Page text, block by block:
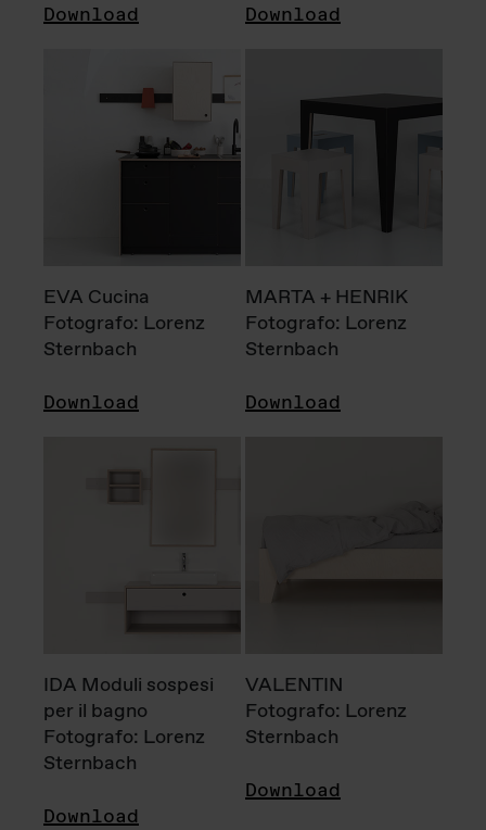
Download Download
EVA Cucina
Fotografo: Lorenz
Sternbach
Download
MARTA + HENRIK
Fotografo: Lorenz
Sternbach
Download
IDA Moduli sospesi
per il bagno
Fotografo: Lorenz
Sternbach
Download
VALENTIN
Fotografo: Lorenz
Sternbach
Download